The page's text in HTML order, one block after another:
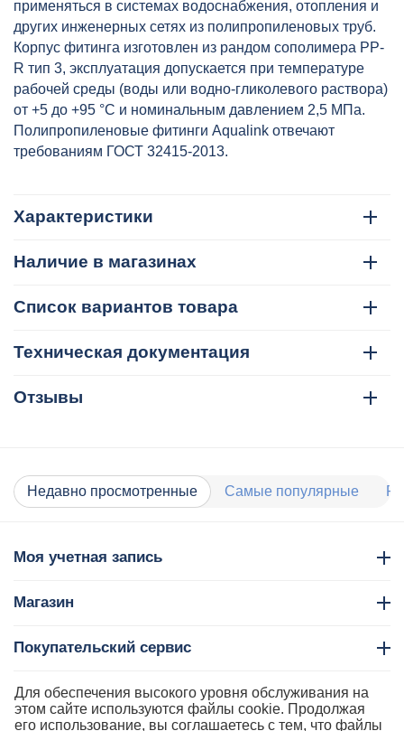
применяться в системах водоснабжения, отопления и
других инженерных сетях из полипропиленовых труб.
Корпус фитинга изготовлен из рандом сополимера PP-
R тип 3, эксплуатация допускается при температуре
рабочей среды (воды или водно-гликолевого раствора)
от +5 до +95 °C и номинальным давлением 2,5 МПа.
Полипропиленовые фитинги Aqualink отвечают
требованиям ГОСТ 32415-2013.
Характеристики
Наличие в магазинах
Список вариантов товара
Техническая документация
Отзывы
Недавно просмотренные Самые популярные
Моя учетная запись
Магазин
Покупательский сервис
Контакты
Для обеспечения высокого уровня обслуживания на
этом сайте используются файлы cookie. Продолжая
его использование, вы соглашаетесь с тем, что файлы